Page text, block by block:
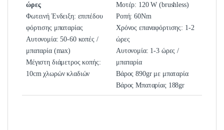
ώρες
Φωτεινή Ένδειξη: επιπέδου
φόρτισης μπαταρίας
Αυτονομία: 50-60 κοπές /
μπαταρία (max)
Μέγιστη διάμετρος κοπής:
10cm χλωρών κλαδιών
Μοτέρ: 120 W (brushless)
Ροπή: 60Nm
Χρόνος επαναφόρτισης: 1-2
ώρες
Αυτονομία: 1-3 ώρες /
μπαταρία
Βάρος 890gr με μπαταρία
Βάρος Μπαταρίας 188gr